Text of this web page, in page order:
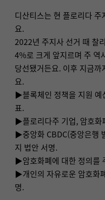
디산티스는 현 플로리다
요.
2022년 주지사 선거 때 찰
4%로 크게 앞지르며 주 역
당선됐거든요. 이후 지금
요.
▶블록체인 정책을 지원 예
표.
▶플로리다주 기업, 암호화
▶중앙화 CBDC(중앙은행
지 법안 서명.
▶암호화폐에 대한 정의를
▶개인의 자유로운 암호화
명.